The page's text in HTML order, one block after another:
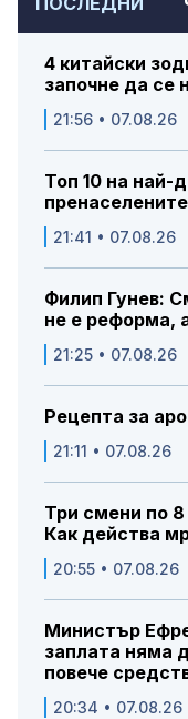
4 китайски
започне да се
21:56 • 07.08.26
Топ 10 на най-
21:41 • 07.08.26
Филип Гунев:
не е реформа,
21:25 • 07.08.26
Рецепта за
21:11 • 07.08.26
Три смени по
Как действа
20:55 • 07.08.26
Министър
заплата няма
повече
20:34 • 07.08.26